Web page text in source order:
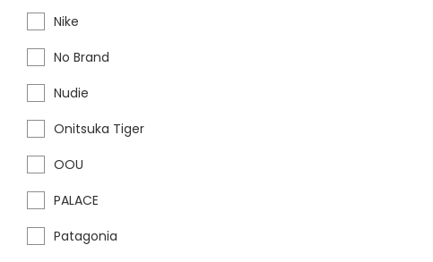
Nike
No Brand
Nudie
Onitsuka Tiger
OOU
PALACE
Patagonia